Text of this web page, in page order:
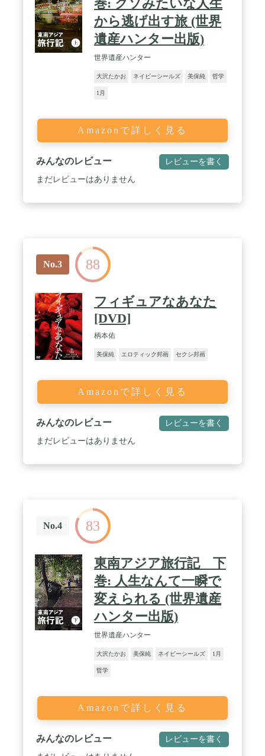
巻: クソみたいな人生
から逃げ出す旅 (世界
遺産ハンター出版)
世界遺産ハンター
大沢たかお ネイビーシールズ 美保純 哲学
1月
Amazonで詳しく見る
みんなのレビュー レビューを書く
まだレビューはありません
No.3 88
フィギュアなあなた
[DVD]
柄本佑
美保純 エロティック邦画 セクシ邦画
Amazonで詳しく見る
みんなのレビュー レビューを書く
まだレビューはありません
No.4 83
東南アジア旅行記 下
巻: 人生なんて一瞬で
変えられる (世界遺産
ハンター出版)
世界遺産ハンター
大沢たかお 美保純 ネイビーシールズ 1月
哲学
Amazonで詳しく見る
みんなのレビュー レビューを書く